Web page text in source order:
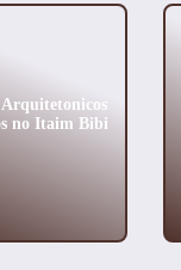
no Itaim Bibi